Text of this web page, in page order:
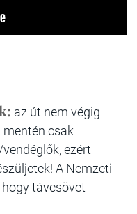
az út nem végig
csak
ezért
A Nemzeti
távcsövet